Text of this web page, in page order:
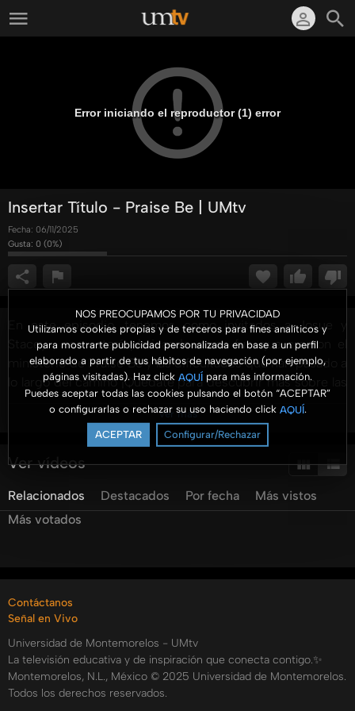
NOS PREOCUPAMOS POR TU PRIVACIDAD
Utilizamos cookies propias y de terceros para fines analíticos y
para mostrarte publicidad personalizada en base a un perfil
elaborado a partir de tus hábitos de navegación (por ejemplo,
páginas visitadas). Haz click AQUÍ para más información.
Puedes aceptar todas las cookies pulsando el botón “ACEPTAR”
o configurarlas o rechazar su uso haciendo click AQUÍ.
ACEPTAR Configurar/Rechazar
Error iniciando el reproductor (1) error
Insertar Título - Praise Be | UMtv
Fecha: 06/11/2025
Gusta: 0 (0%)
En este episodio, tenemos como invitados a Josue y
Stacey , nos estará platicando como fue que crearon el
ministerio de Praise Be y las dificultades que han pasado a
lo largo del camino ¡Quédate para descubrir más sobre las
diferentes opiniones! ????✨ ???? Suscríbete para más
episodios inspiradores y compártelo con alguien que
pueda necesitarlo.
Insertar Título por:
Spotify:
https://www.youtube.com/@UMRadiomx?
Categorías:
Tags:
Ver más
Ver vídeos
Relacionados Destacados Por fecha
Más vistos
Más votados
Contáctanos
Señal en Vivo
Universidad de Montemorelos - UMtv
La televisión educativa y de inspiración que conecta contigo.✨
Montemorelos, N.L., México © 2025 Universidad de Montemorelos.
Todos los derechos reservados.